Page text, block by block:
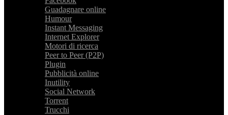
Guadagnare online
Humour
Instant Messaging
Internet Explorer
Motori di ricerca
Peer to Peer (P2P)
Plugin
Pubblicità online
Inutility
Social Network
Torrent
Trucchi